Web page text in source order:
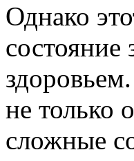
Однако
не только
сложные